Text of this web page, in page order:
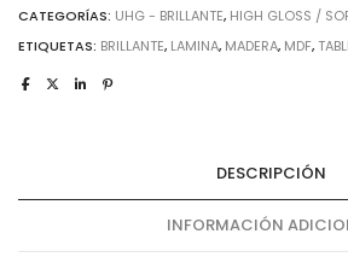
cantidad
CATEGORÍAS: UHG - BRILLANTE, HIGH GLOSS /
ETIQUETAS: BRILLANTE, LAMINA, MADERA, MDF,
DESCRIPCIÓN
INFORMACIÓN